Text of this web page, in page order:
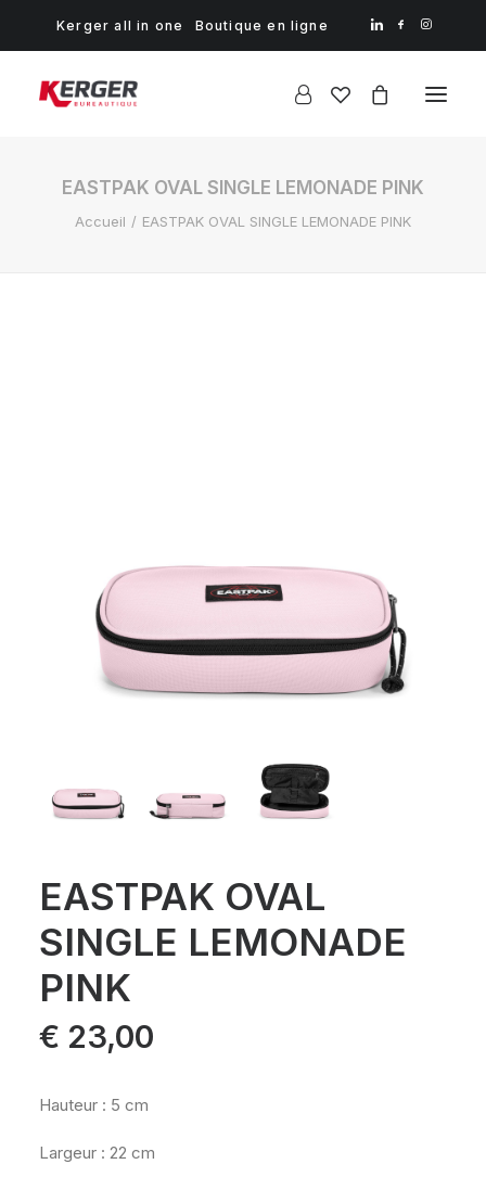
Kerger all in one Boutique en ligne
EASTPAK OVAL SINGLE LEMONADE PINK
Accueil EASTPAK OVAL SINGLE LEMONADE PINK
EASTPAK OVAL
SINGLE LEMONADE
PINK
€ 23,00
Hauteur : 5 cm
Largeur : 22 cm